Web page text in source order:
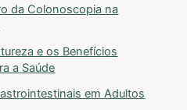
da Colonoscopia na
e os Benefícios
a Saúde
em Adultos